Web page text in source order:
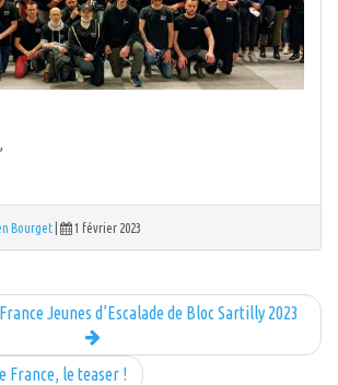
Bourget 1 février 2023
Jeunes d’Escalade de Bloc Sartilly 2023
France, le teaser !